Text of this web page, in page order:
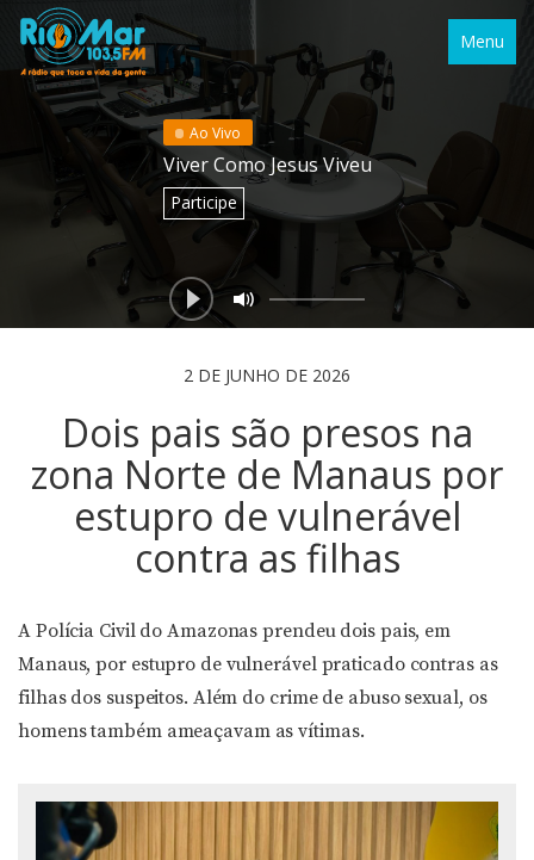
Menu
Ao Vivo
Viver Como Jesus Viveu
Participe
2 DE JUNHO DE 2026
Dois pais são presos na
zona Norte de Manaus por
estupro de vulnerável
contra as filhas
A Polícia Civil do Amazonas prendeu dois pais, em
Manaus, por estupro de vulnerável praticado contras as
filhas dos suspeitos. Além do crime de abuso sexual, os
homens também ameaçavam as vítimas.